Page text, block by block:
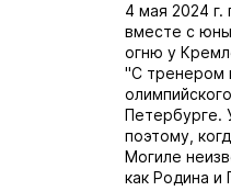
4 мая 2024
вместе с
огню у
"С тренером
Петербурге.
поэтому,
Могиле
как Родина